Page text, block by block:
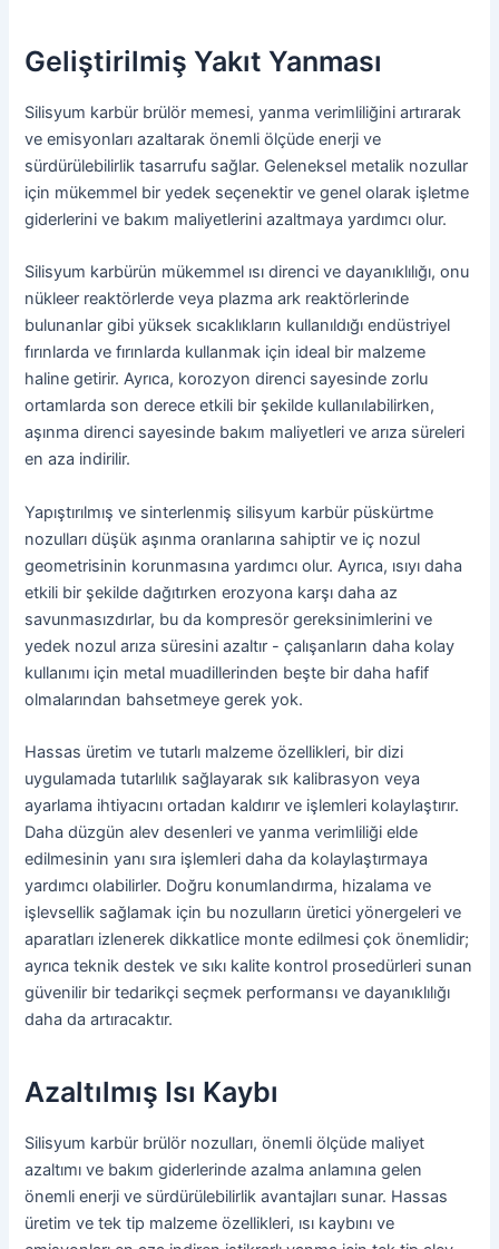
Geliştirilmiş Yakıt Yanması
Silisyum karbür brülör memesi, yanma verimliliğini artırarak
ve emisyonları azaltarak önemli ölçüde enerji ve
sürdürülebilirlik tasarrufu sağlar. Geleneksel metalik nozullar
için mükemmel bir yedek seçenektir ve genel olarak işletme
giderlerini ve bakım maliyetlerini azaltmaya yardımcı olur.
Silisyum karbürün mükemmel ısı direnci ve dayanıklılığı, onu
nükleer reaktörlerde veya plazma ark reaktörlerinde
bulunanlar gibi yüksek sıcaklıkların kullanıldığı endüstriyel
fırınlarda ve fırınlarda kullanmak için ideal bir malzeme
haline getirir. Ayrıca, korozyon direnci sayesinde zorlu
ortamlarda son derece etkili bir şekilde kullanılabilirken,
aşınma direnci sayesinde bakım maliyetleri ve arıza süreleri
en aza indirilir.
Yapıştırılmış ve sinterlenmiş silisyum karbür püskürtme
nozulları düşük aşınma oranlarına sahiptir ve iç nozul
geometrisinin korunmasına yardımcı olur. Ayrıca, ısıyı daha
etkili bir şekilde dağıtırken erozyona karşı daha az
savunmasızdırlar, bu da kompresör gereksinimlerini ve
yedek nozul arıza süresini azaltır - çalışanların daha kolay
kullanımı için metal muadillerinden beşte bir daha hafif
olmalarından bahsetmeye gerek yok.
Hassas üretim ve tutarlı malzeme özellikleri, bir dizi
uygulamada tutarlılık sağlayarak sık kalibrasyon veya
ayarlama ihtiyacını ortadan kaldırır ve işlemleri kolaylaştırır.
Daha düzgün alev desenleri ve yanma verimliliği elde
edilmesinin yanı sıra işlemleri daha da kolaylaştırmaya
yardımcı olabilirler. Doğru konumlandırma, hizalama ve
işlevsellik sağlamak için bu nozulların üretici yönergeleri ve
aparatları izlenerek dikkatlice monte edilmesi çok önemlidir;
ayrıca teknik destek ve sıkı kalite kontrol prosedürleri sunan
güvenilir bir tedarikçi seçmek performansı ve dayanıklılığı
daha da artıracaktır.
Azaltılmış Isı Kaybı
Silisyum karbür brülör nozulları, önemli ölçüde maliyet
azaltımı ve bakım giderlerinde azalma anlamına gelen
önemli enerji ve sürdürülebilirlik avantajları sunar. Hassas
üretim ve tek tip malzeme özellikleri, ısı kaybını ve